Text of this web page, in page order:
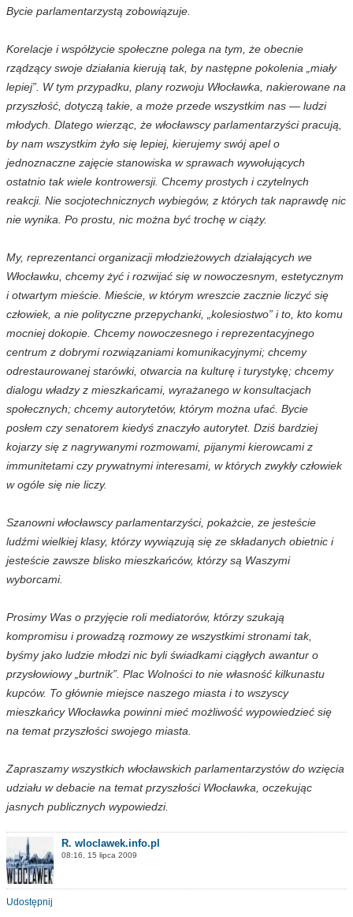
Bycie parlamentarzystą zobowiązuje.
Korelacje i współżycie społeczne polega na tym, że obecnie
rządzący swoje działania kierują tak, by następne pokolenia „miały
lepiej”. W tym przypadku, plany rozwoju Włocławka, nakierowane na
przyszłość, dotyczą takie, a może przede wszystkim nas — ludzi
młodych. Dlatego wierząc, że włocławscy parlamentarzyści pracują,
by nam wszystkim żyło się lepiej, kierujemy swój apel o
jednoznaczne zajęcie stanowiska w sprawach wywołujących
ostatnio tak wiele kontrowersji. Chcemy prostych i czytelnych
reakcji. Nie socjotechnicznych wybiegów, z których tak naprawdę nic
nie wynika. Po prostu, nic można być trochę w ciąży.
My, reprezentanci organizacji młodzieżowych działających we
Włocławku, chcemy żyć i rozwijać się w nowoczesnym, estetycznym
i otwartym mieście. Mieście, w którym wreszcie zacznie liczyć się
człowiek, a nie polityczne przepychanki, „kolesiostwo” i to, kto komu
mocniej dokopie. Chcemy nowoczesnego i reprezentacyjnego
centrum z dobrymi rozwiązaniami komunikacyjnymi; chcemy
odrestaurowanej starówki, otwarcia na kulturę i turystykę; chcemy
dialogu władzy z mieszkańcami, wyrażanego w konsultacjach
społecznych; chcemy autorytetów, którym można ufać. Bycie
posłem czy senatorem kiedyś znaczyło autorytet. Dziś bardziej
kojarzy się z nagrywanymi rozmowami, pijanymi kierowcami z
immunitetami czy prywatnymi interesami, w których zwykły człowiek
w ogóle się nie liczy.
Szanowni włocławscy parlamentarzyści, pokażcie, ze jesteście
ludźmi wielkiej klasy, którzy wywiązują się ze składanych obietnic i
jesteście zawsze blisko mieszkańców, którzy są Waszymi
wyborcami.
Prosimy Was o przyjęcie roli mediatorów, którzy szukają
kompromisu i prowadzą rozmowy ze wszystkimi stronami tak,
byśmy jako ludzie młodzi nic byli świadkami ciągłych awantur o
przysłowiowy „burtnik”. Plac Wolności to nie własność kilkunastu
kupców. To głównie miejsce naszego miasta i to wszyscy
mieszkańcy Włocławka powinni mieć możliwość wypowiedzieć się
na temat przyszłości swojego miasta.
Zapraszamy wszystkich włocławskich parlamentarzystów do wzięcia
udziału w debacie na temat przyszłości Włocławka, oczekując
jasnych publicznych wypowiedzi.
R. wloclawek.info.pl
08:16, 15 lipca 2009
Udostępnij